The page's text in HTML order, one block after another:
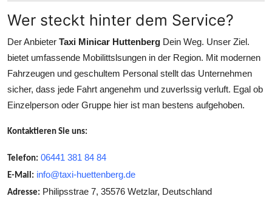
Wer steckt hinter dem Service?
Der Anbieter Taxi Minicar Huttenberg Dein Weg. Unser Ziel.
bietet umfassende Mobilittslsungen in der Region. Mit modernen
Fahrzeugen und geschultem Personal stellt das Unternehmen
sicher, dass jede Fahrt angenehm und zuverlssig verluft. Egal ob
Einzelperson oder Gruppe hier ist man bestens aufgehoben.
Kontaktieren Sie uns:
Telefon: 06441 381 84 84
E-Mail: info@taxi-huettenberg.de
Adresse: Philipsstrae 7, 35576 Wetzlar, Deutschland